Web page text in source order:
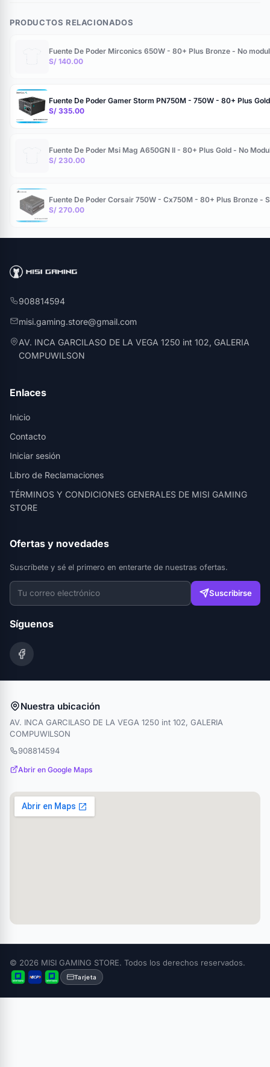
PRODUCTOS RELACIONADOS
Fuente De Poder Mirconics 650W - 80+ Plus Bronze - No
S/ 140.00
Fuente De Poder Gamer Storm PN750M - 750W - 80+ Plus
S/ 335.00
Fuente De Poder Msi Mag A650GN II - 80+ Plus Gold - No
S/ 230.00
Fuente De Poder Corsair 750W - Cx750M - 80+ Plus Bronze -
S/ 270.00
908814594
misi.gaming.store@gmail.com
AV. INCA GARCILASO DE LA VEGA 1250 int 102, GALERIA
COMPUWILSON
Enlaces
Inicio
Contacto
Iniciar sesión
Libro de Reclamaciones
TÉRMINOS Y CONDICIONES GENERALES DE MISI GAMING
STORE
Ofertas y novedades
Suscríbete y sé el primero en enterarte de nuestras ofertas.
Suscribirse
Síguenos
Nuestra ubicación
AV. INCA GARCILASO DE LA VEGA 1250 int 102, GALERIA
COMPUWILSON
908814594
Abrir en Google Maps
© 2026 MISI GAMING STORE. Todos los derechos reservados.
Tarjeta